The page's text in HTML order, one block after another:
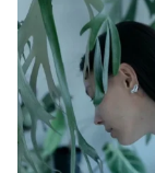
砥部(1)
メディカル(3)
平野 裕子さん(1)
奥伊
裏道(1)
高知(2)
ショップ(1)
アクセサ
スタンプラリー(2)
モ
マチボン(25)
路地裏(1)
歯科医院(2)
公園(1)